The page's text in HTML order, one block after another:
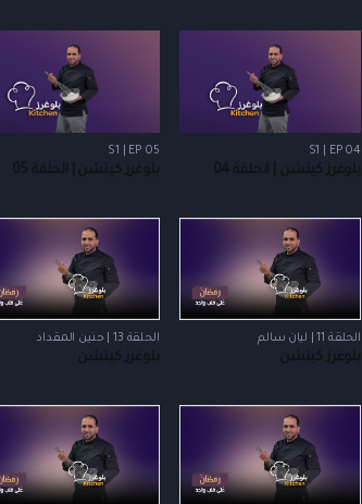
S1 | EP 04
بلوغرز كيتشن | الحلقة 04
S1 | EP 05
بلوغرز كيتشن | الحلقة 05
الحلقة 11 | ليان سالم
بلوغرز كيتشن
الحلقة 13 | حنين المقداد
بلوغرز كيتشن